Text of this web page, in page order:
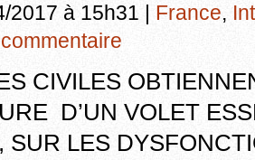
2017 à 15h31 | France,
CIVILES
D’UN VOLET
SUR LES